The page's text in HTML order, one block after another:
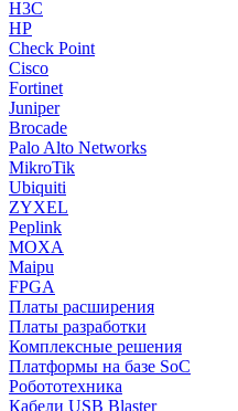
H3C
HP
Check Point
Cisco
Fortinet
Juniper
Brocade
Palo Alto Networks
MikroTik
Ubiquiti
ZYXEL
Peplink
MOXA
Maipu
FPGA
Платы расширения
Платы разработки
Комплексные решения
Платформы на базе SoC
Робототехника
Кабели USB Blaster